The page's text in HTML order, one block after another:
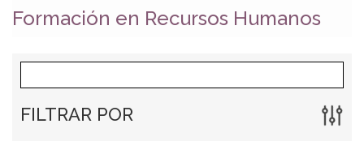
Formación en Recursos Humanos
FILTRAR POR